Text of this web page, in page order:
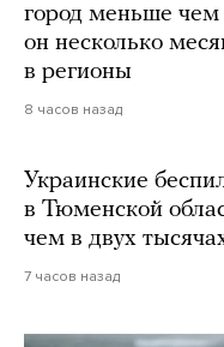
город меньше чем
он несколько
в регионы
8 часов назад
Украинские
в Тюменской
чем в двух
7 часов назад